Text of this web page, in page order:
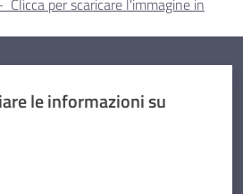
Clicca per scaricare l'immagine in
le informazioni su